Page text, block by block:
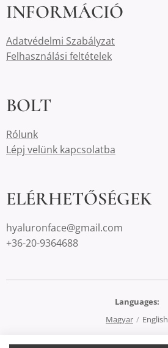
INFORMÁCIÓ
Adatvédelmi Szabályzat
Felhasználási feltételek
BOLT
Rólunk
Lépj velünk kapcsolatba
ELÉRHETŐSÉGEK
hyaluronface@gmail.com
+36-20-9364688
Languages
Magyar
English